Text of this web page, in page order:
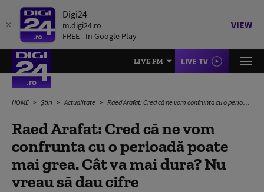
Digi24
m.digi24.ro
FREE - In Google Play
VIEW
LIVE FM LIVE TV
HOME Știri Actualitate Raed Arafat: Cred că ne vom confrunta cu o perioadă poate mai grea. Cât va mai dura? Nu vreau să dau cifre
Raed Arafat: Cred că ne vom
confrunta cu o perioadă poate
mai grea. Cât va mai dura? Nu
vreau să dau cifre